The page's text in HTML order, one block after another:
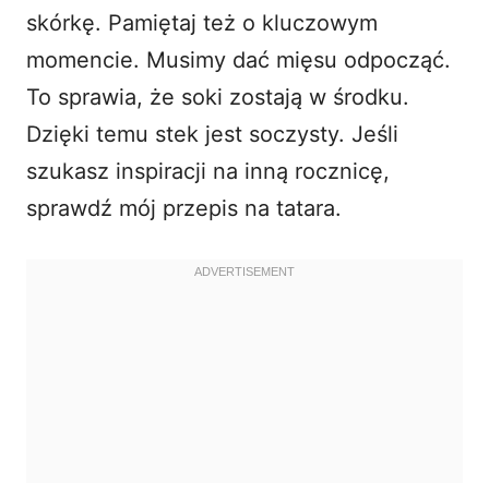
skórkę. Pamiętaj też o kluczowym
momencie. Musimy dać mięsu odpocząć.
To sprawia, że soki zostają w środku.
Dzięki temu stek jest soczysty. Jeśli
szukasz inspiracji na inną rocznicę,
sprawdź mój przepis na tatara.